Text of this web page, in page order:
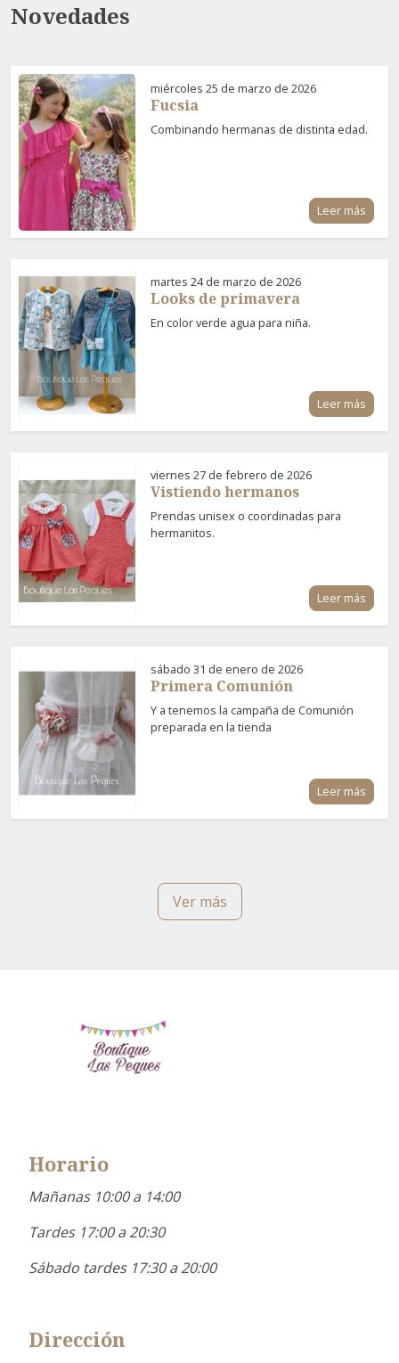
Novedades
miércoles 25 de marzo de 2026
Fucsia
Combinando hermanas de distinta edad.
Leer más
martes 24 de marzo de 2026
Looks de primavera
En color verde agua para niña.
Leer más
viernes 27 de febrero de 2026
Vistiendo hermanos
Prendas unisex o coordinadas para
hermanitos.
Leer más
sábado 31 de enero de 2026
Primera Comunión
Y a tenemos la campaña de Comunión
preparada en la tienda
Leer más
Ver más
Horario
Mañanas 10:00 a 14:00
Tardes 17:00 a 20:30
Sábado tardes 17:30 a 20:00
Dirección